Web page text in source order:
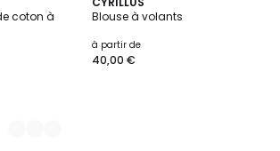
coton à
Blouse à volants
à partir de
40,00 €